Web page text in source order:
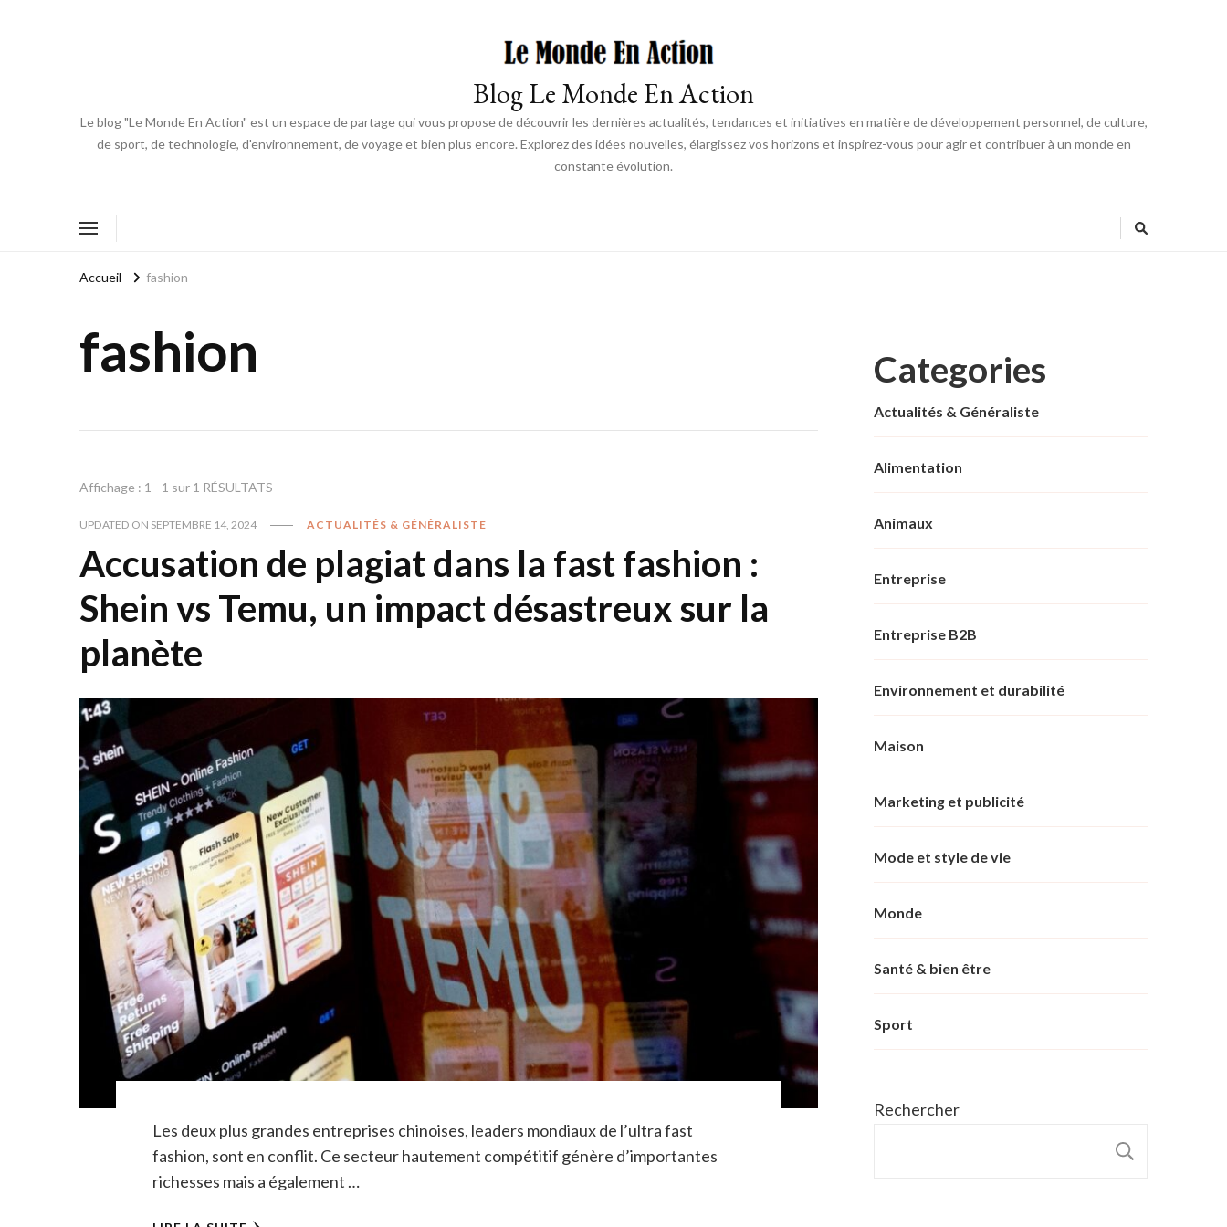
Blog Le Monde En Action
Le blog "Le Monde En Action" est un espace de partage qui vous propose de découvrir les dernières actualités, tendances et initiatives en matière de développement personnel, de culture,
de sport, de technologie, d'environnement, de voyage et bien plus encore. Explorez des idées nouvelles, élargissez vos horizons et inspirez-vous pour agir et contribuer à un monde en
constante évolution.
Accueil fashion
fashion
Affichage : 1 - 1 sur 1 RÉSULTATS
UPDATED ON SEPTEMBRE 14, 2024 ACTUALITÉS & GÉNÉRALISTE
Accusation de plagiat dans la fast fashion :
Shein vs Temu, un impact désastreux sur la
planète
Les deux plus grandes entreprises chinoises, leaders mondiaux de l’ultra fast
fashion, sont en conflit. Ce secteur hautement compétitif génère d’importantes
richesses mais a également …
Categories
Actualités & Généraliste
Alimentation
Animaux
Entreprise
Entreprise B2B
Environnement et durabilité
Maison
Marketing et publicité
Mode et style de vie
Monde
Santé & bien être
Sport
Rechercher